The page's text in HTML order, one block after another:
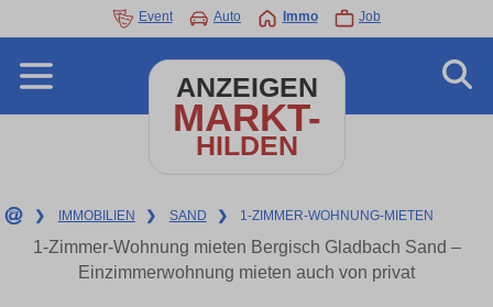
Event Auto Immo Job
ANZEIGEN
MARKT-
HILDEN
❯ IMMOBILIEN ❯ SAND ❯ 1-ZIMMER-WOHNUNG-MIETEN
1-Zimmer-Wohnung mieten Bergisch Gladbach Sand –
Einzimmerwohnung mieten auch von privat